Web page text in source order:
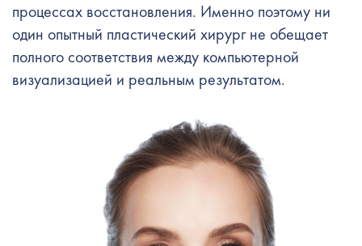
процессах восстановления. Именно поэтому ни
один опытный пластический хирург не обещает
полного соответствия между компьютерной
визуализацией и реальным результатом.